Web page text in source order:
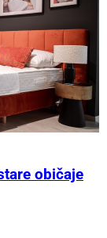
običaje